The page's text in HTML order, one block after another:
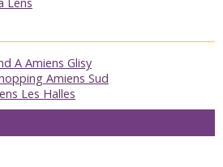
Lens
A Amiens Glisy
Amiens Sud
Les Halles